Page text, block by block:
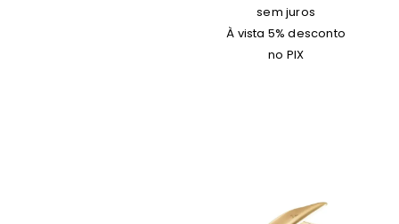
sem juros
À vista 5% desconto
no PIX